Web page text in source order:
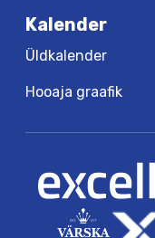
Kalender
Üldkalender
Hooaja graafik